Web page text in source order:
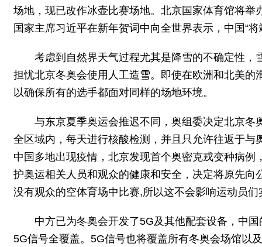
场地，现已改作冰壶比赛场地。北京国家体育馆将
国家主席习近平在新年贺词中向全世界表示，中国“
考虑到自然界天气过程尤其是降雪的不确定性
担忧北京冬奥会使用人工造雪。即使在欧洲和北美
以确保所有的选手都面对同样的场地环境。
与东京夏季奥运会推迟不同，奥组委决定北京
全区域内，每天进行核酸检测，并且只允许往返于
中国多地出现疫情，北京发现首个奥密克戎变种病
护奥运相关人员和观众的健康和安全，决定将原先
没有观众的空体育场中比赛,所以这不会影响运动员们
中方已为冬奥会开发了5G及其他配套设备，中
5G信号全覆盖。5G信号也将覆盖所有冬奥会场馆以